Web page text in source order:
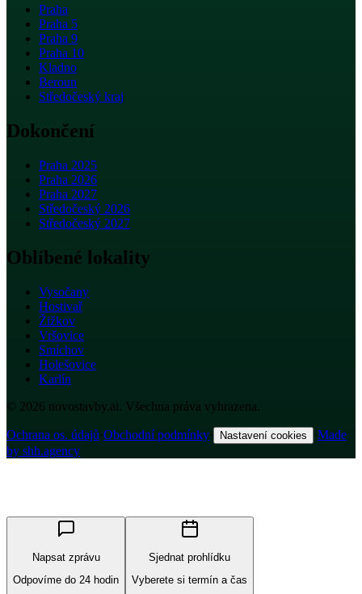
Praha
Praha 5
Praha 9
Praha 10
Kladno
Beroun
Středočeský kraj
Dokončení
Praha 2025
Praha 2026
Praha 2027
Středočeský 2026
Středočeský 2027
Oblíbené lokality
Vysočany
Hostivař
Žižkov
Vršovice
Smíchov
Holešovice
Karlín
© 2026 novostavby.ai. Všechna práva vyhrazena.
Ochrana os. údajů·Obchodní podmínky· Nastavení cookies ·Made
by shh.agency
Napsat zprávu
Odpovíme do 24 hodin
Sjednat prohlídku
Vyberete si termín a čas